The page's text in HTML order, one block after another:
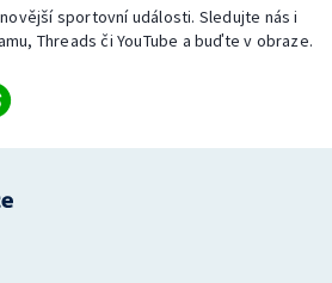
sportovní události. Sledujte nás i
Threads či YouTube a buďte v obraze.